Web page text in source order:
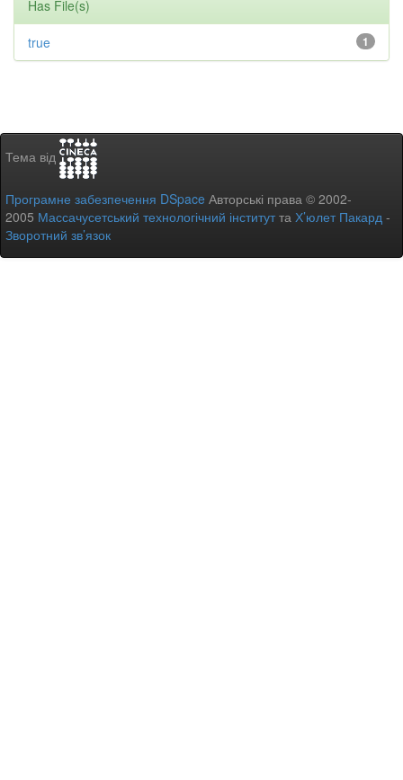
Has File(s)
1
true
Тема від
Програмне забезпечення DSpace Авторські права © 2002-
2005 Массачусетський технологічний інститутта Х’юлет Пакард -
Зворотний зв’язок